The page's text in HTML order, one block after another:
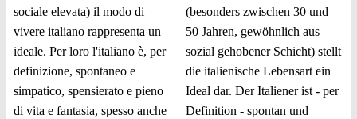
sociale elevata) il modo di
vivere italiano rappresenta un
ideale. Per loro l'italiano è, per
definizione, spontaneo e
simpatico, spensierato e pieno
di vita e fantasia, spesso anche
(besonders zwischen 30 und
50 Jahren, gewöhnlich aus
sozial gehobener Schicht) stellt
die italienische Lebensart ein
Ideal dar. Der Italiener ist - per
Definition - spontan und